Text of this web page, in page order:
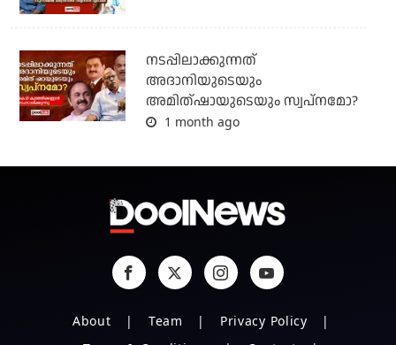
നടപ്പിലാക്കുന്നത്
അദാനിയുടെയും
അമിത്ഷായുടെയും സ്വപ്നമോ?
1 month ago
About Team
Privacy Policy